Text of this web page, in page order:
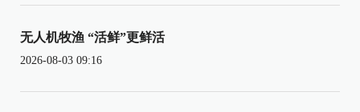
无人机牧渔 “活鲜”更鲜活
2026-08-03 09:16